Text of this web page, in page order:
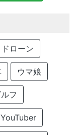
ドローン
ウマ娘
フ
YouTuber